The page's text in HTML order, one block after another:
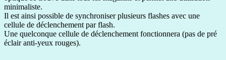
minimaliste.
Il est ainsi possible de synchroniser plusieurs flashes avec une
cellule de déclenchement par flash.
Une quelconque cellule de déclenchement fonctionnera (pas de pré
éclair anti-yeux rouges).